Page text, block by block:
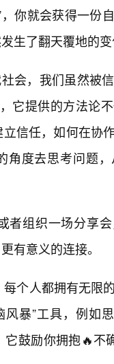
你就会获得一份
生了翻天覆地的变
会，我们虽然被
它提供的方法论
信任，如何在协
角度去思考问题
者组织一场分享
有意义的连接。
个人都拥有无限
暴”工具，例如
鼓励你拥抱🔥不